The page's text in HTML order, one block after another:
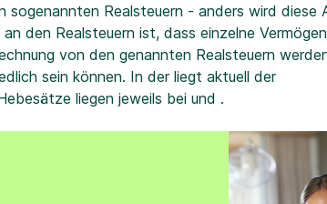
sogenannten Realsteuern - anders wird diese
den Realsteuern ist, dass einzelne
von den genannten Realsteuern
sein können. In der liegt aktuell der
liegen jeweils bei und .